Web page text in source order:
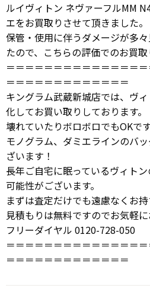
ルイヴィトン ネヴァーフルMM
エをお買取りさせて頂きました。
保管・使用に伴うダメージが多
たので、こちらの評価でのお買取
＝＝＝＝＝＝＝＝＝＝＝＝＝＝
＝＝＝＝＝＝＝＝＝＝＝＝＝
キングラム武蔵新城店では、ヴ
化してお買い取りしております。
壊れていたりボロボロでもOKです
モノグラム、ダミエラインのバ
ざいます！
長年ご自宅に眠っているヴィト
可能性がございます。
まずは査定だけでも遠慮なくお持
見積もりは無料ですのでお気軽
フリーダイヤル 0120-728-050
＝＝＝＝＝＝＝＝＝＝＝＝＝＝
＝＝＝＝＝＝＝＝＝＝＝＝＝